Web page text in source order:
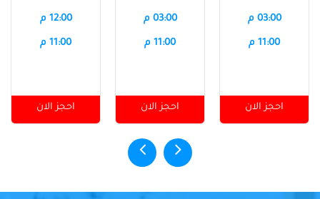
03:00 م
11:00 م
احجز الان
03:00 م
11:00 م
احجز الان
12:00 م
11:00 م
احجز الان